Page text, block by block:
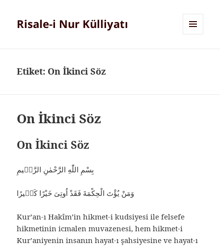
Risale-i Nur Külliyatı
Etiket: On İkinci Söz
On İkinci Söz
On İkinci Söz
بِسْمِ اللّٰهِ الرَّحْمٰنِ الرَّحٖيمِ
وَمَنْ يُؤْتَ الْحِكْمَةَ فَقَدْ اُوتِىَ خَيْرًا كَثٖيرًا
Kur’an-ı Hakîm’in hikmet-i kudsiyesi ile felsefe
hikmetinin icmalen muvazenesi, hem hikmet-i
Kur’aniyenin insanın hayat-ı şahsiyesine ve hayat-ı